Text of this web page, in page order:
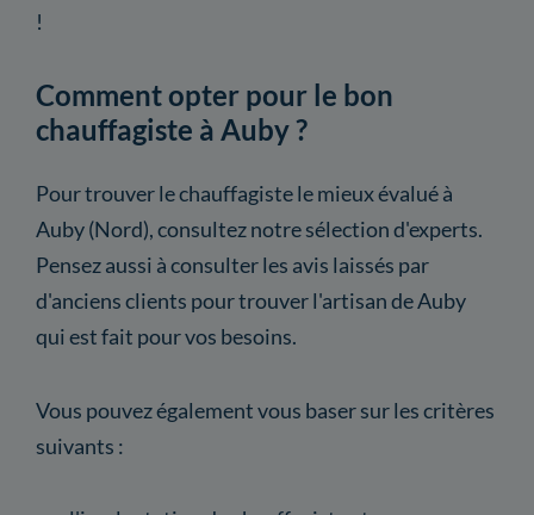
!
Comment opter pour le bon
chauffagiste à Auby ?
Pour trouver le chauffagiste le mieux évalué à
Auby (Nord), consultez notre sélection d'experts.
Pensez aussi à consulter les avis laissés par
d'anciens clients pour trouver l'artisan de Auby
qui est fait pour vos besoins.
Vous pouvez également vous baser sur les critères
suivants :